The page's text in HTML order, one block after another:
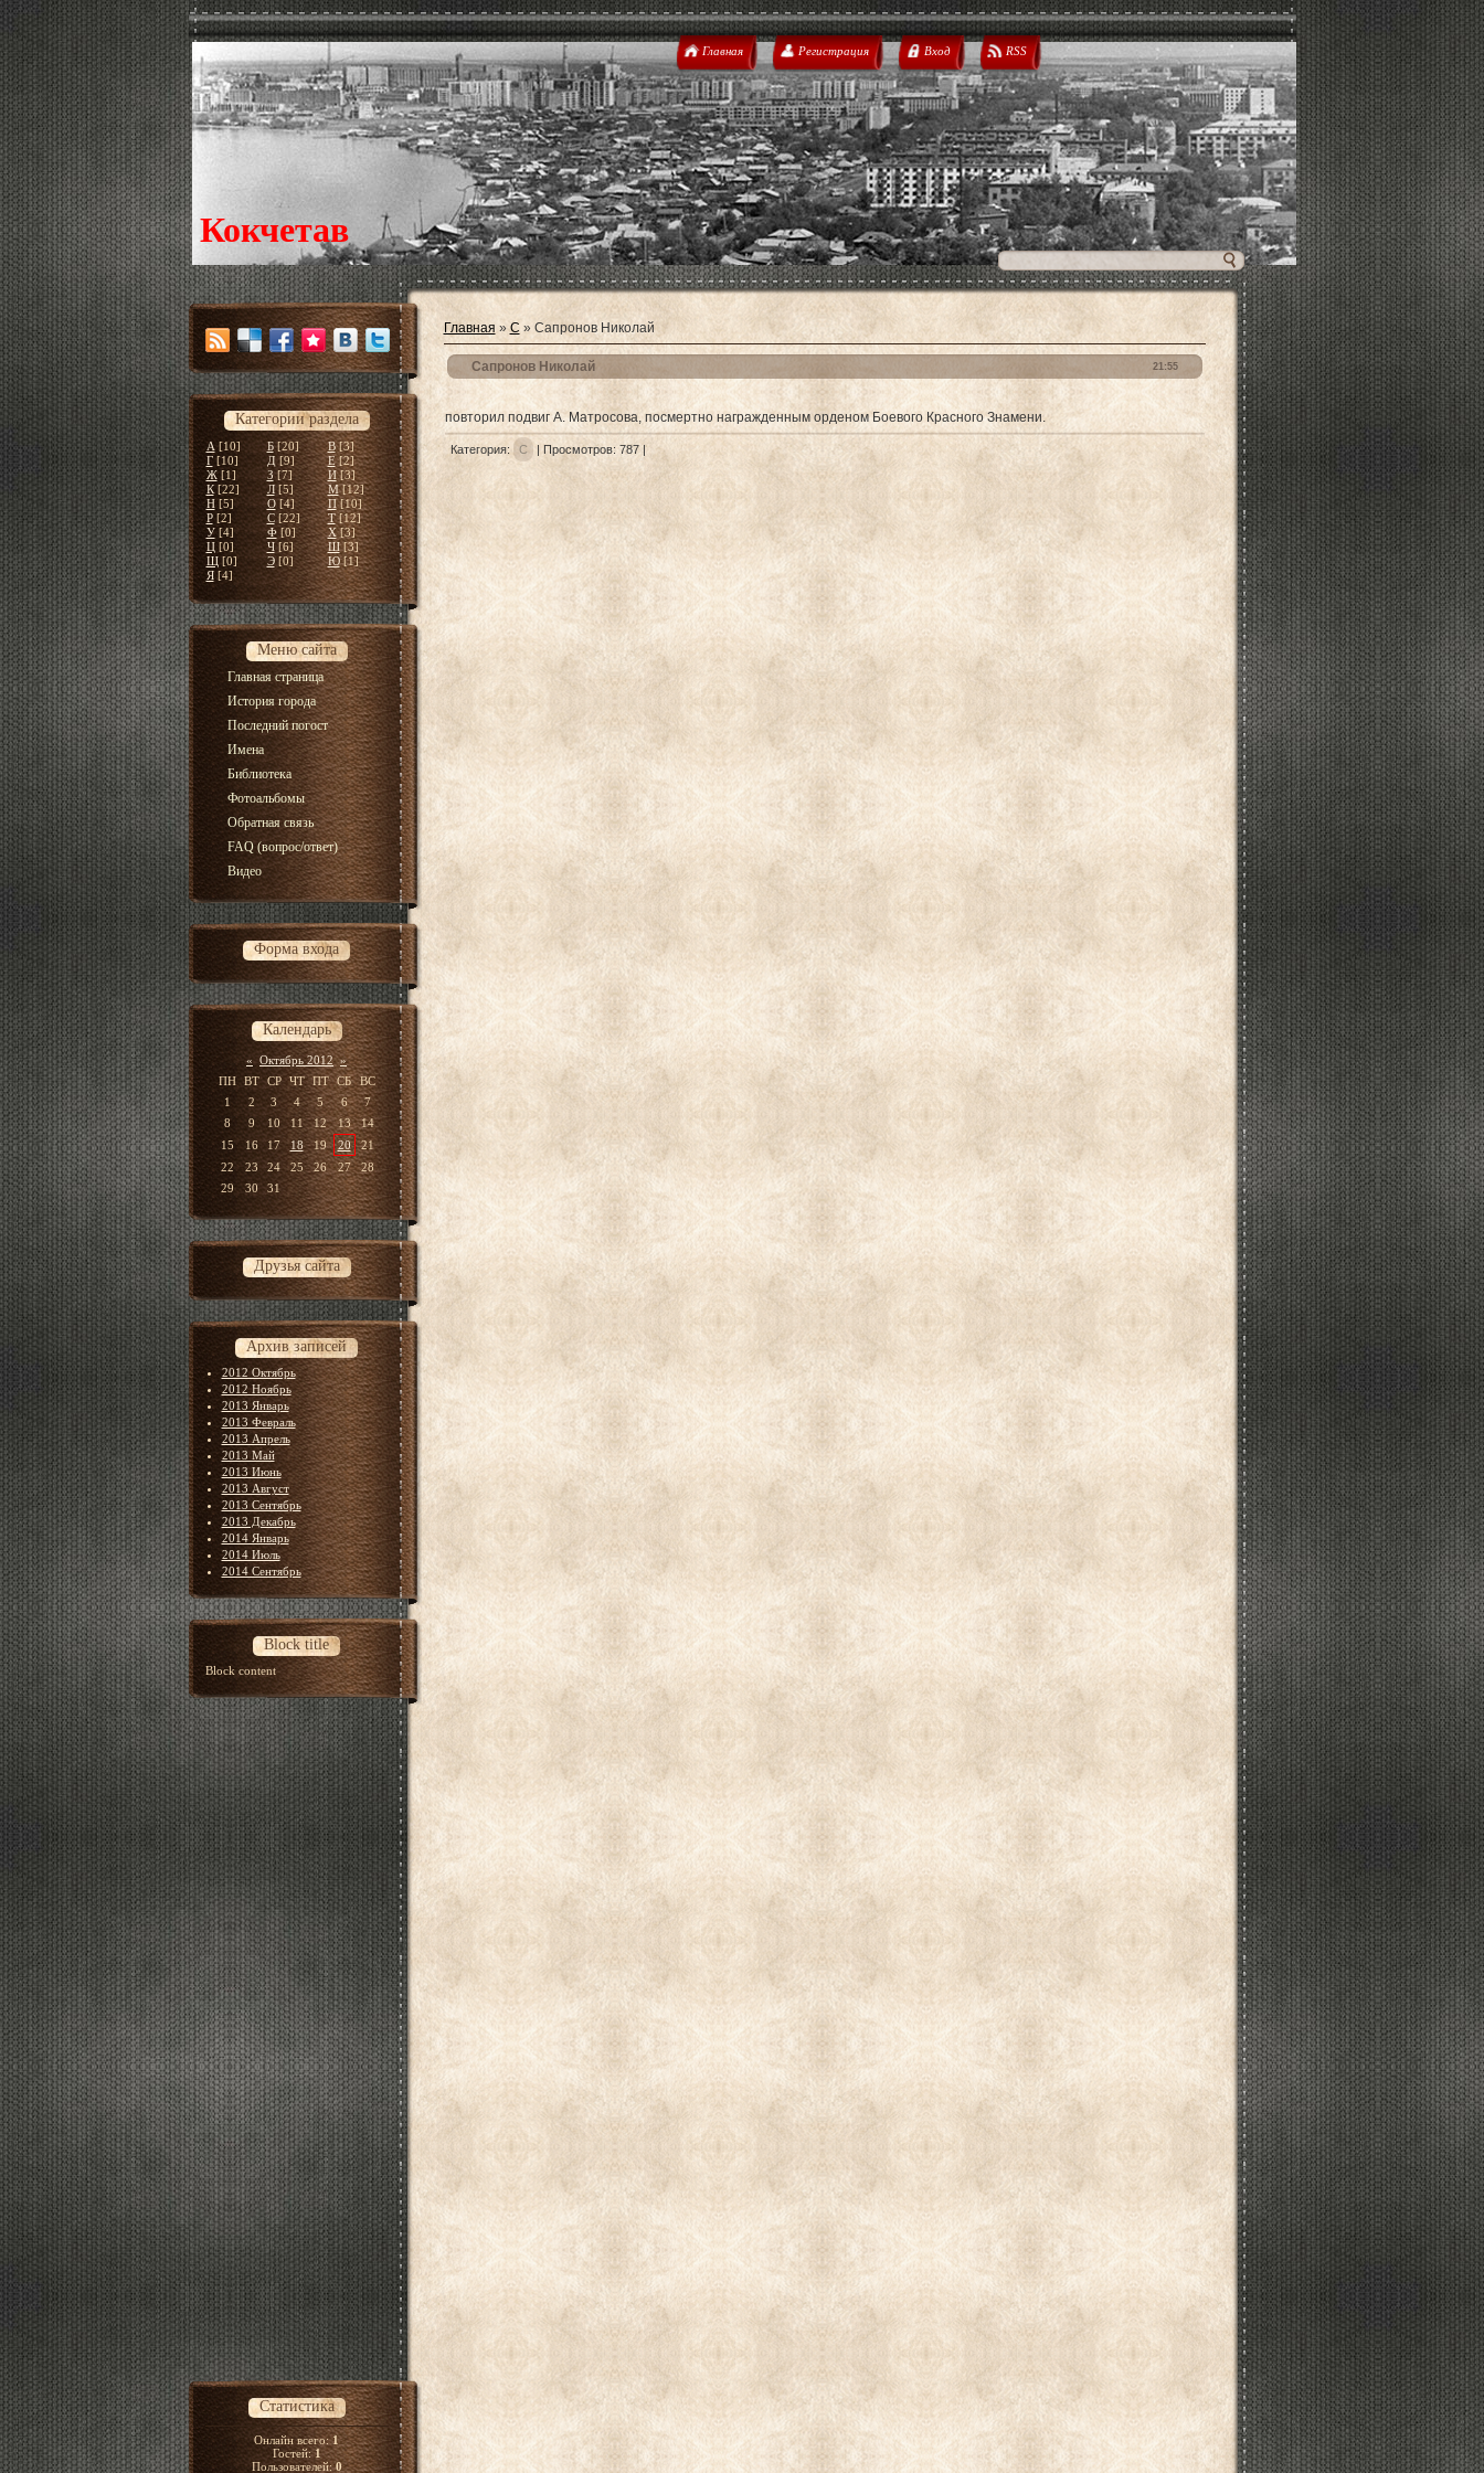
Кокчетав
Главная Регистрация Вход RSS
Категории раздела
А [10] Б [20] В [3]
Г [10] Д [9] Е [2]
Ж [1] З [7] И [3]
К [22] Л [5] М [12]
Н [5] О [4] П [10]
Р [2] С [22] Т [12]
У [4] Ф [0] Х [3]
Ц [0] Ч [6] Ш [3]
Щ [0] Э [0] Ю [1]
Я [4]
Меню сайта
Главная страница
История города
Последний погост
Имена
Библиотека
Фотоальбомы
Обратная связь
FAQ (вопрос/ответ)
Видео
Форма входа
Календарь
« Октябрь 2012 »
ПН
ВТ СР ЧТ ПТ СБ
ВС
1
2 3 4 5 6
7
8
9 10 11 12 13
14
15
16 17 18 19 20
21
22
23 24 25 26 27
28
29
30 31
Друзья сайта
Архив записей
2012 Октябрь
2012 Ноябрь
2013 Январь
2013 Февраль
2013 Апрель
2013 Май
2013 Июнь
2013 Август
2013 Сентябрь
2013 Декабрь
2014 Январь
2014 Июль
2014 Сентябрь
Block title
Block content
Статистика
Онлайн всего:1
Гостей:1
Пользователей:0
Главная » С » Сапронов Николай
21:55
Сапронов Николай
повторил подвиг А. Матросова, посмертно награжденным орденом Боевого Красного Знамени.
Категория: С | Просмотров: 787|